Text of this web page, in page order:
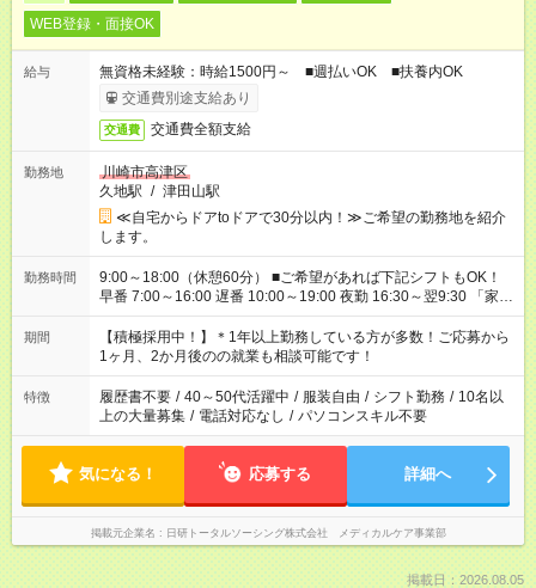
WEB登録・面接OK
給与
無資格未経験：時給1500円～ ■週払いOK ■扶養内OK
交通費別途支給あり
交通費 交通費全額支給
勤務地
川崎市高津区
久地駅 / 津田山駅
≪自宅からドアtoドアで30分以内！≫ご希望の勤務地を紹介
します。
勤務時間
9:00～18:00（休憩60分） ■ご希望があれば下記シフトもOK！
早番 7:00～16:00 遅番 10:00～19:00 夜勤 16:30～翌9:30 「家族
と休みを合わせたい」 「余裕を持って夕飯の準備がしたい」
「できれば残業はしたくない」 など、ご希望を教えてください
ね。 ※Wワーク希望の方へ 今ご覧のお仕事で希望する勤務時間
と、もう1つのお仕事の勤務時間が 合計で週40時間を超える場
合は応募できません。
期間
【積極採用中！】＊1年以上勤務している方が多数！ご応募から
1ヶ月、2か月後のの就業も相談可能です！
特徴 履歴書不要 / 40～50代活躍中 / 服装自由 / シフト勤務 / 10名以
上の大量募集 / 電話対応なし / パソコンスキル不要
気になる！ 応募する 詳細へ
掲載元企業名 日研トータルソーシング株式会社 メディカルケア事業部
掲載日：2026.08.05